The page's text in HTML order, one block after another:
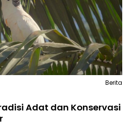
Adat dan Konservasi
Berita